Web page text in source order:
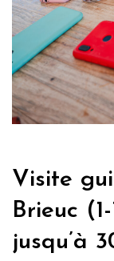
Visite
Brieuc
jusqu’à